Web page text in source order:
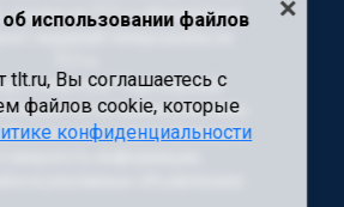
ссылка на TLT.ru обязательна.
изданий гиперссылка на
с пометкой "Партнерский
на правах рекламы.
не несет ответственности
информации,
в рекламных объявлениях
использовании файлов
tlt.ru, Вы соглашаетесь с
файлов cookie, которые
конфиденциальности